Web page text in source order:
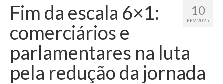
Eleição 2024 – Comissão Eleitoral
Histórico
Diretoria
Estatuto
10
FEV 2025
Fim da escala 6×1:
comerciários e
parlamentares na luta
pela redução da jornada